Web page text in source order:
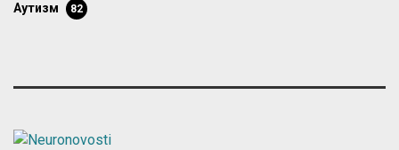
аутизм 82